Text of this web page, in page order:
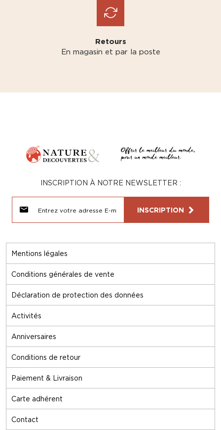
Retours
En magasin et par la poste
Mentions légales
Conditions générales de vente
Déclaration de protection des données
Activités
Anniversaires
Conditions de retour
Paiement & Livraison
Carte adhérent
Contact
INSCRIPTION À NOTRE NEWSLETTER :
INSCRIPTION